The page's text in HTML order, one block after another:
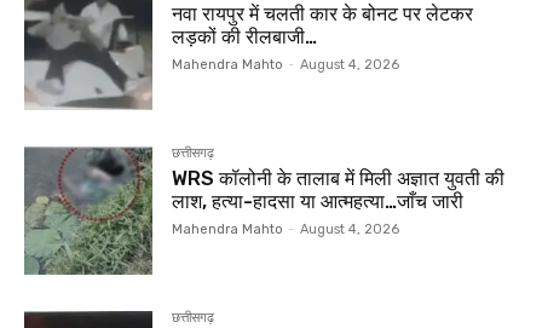
नवा रायपुर में चलती कार के बोनट पर लेटकर
लड़कों की रीलबाजी…
Mahendra Mahto - August 4, 2026
छत्तीसगढ़
WRS कॉलोनी के तालाब में मिली अज्ञात युवती की
लाश, हत्या-हादसा या आत्महत्या…जाँच जारी
Mahendra Mahto - August 4, 2026
छत्तीसगढ़